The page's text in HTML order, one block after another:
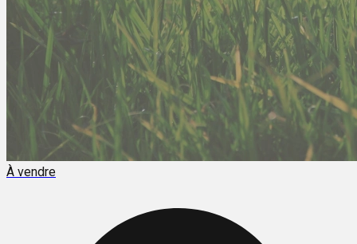
À vendre